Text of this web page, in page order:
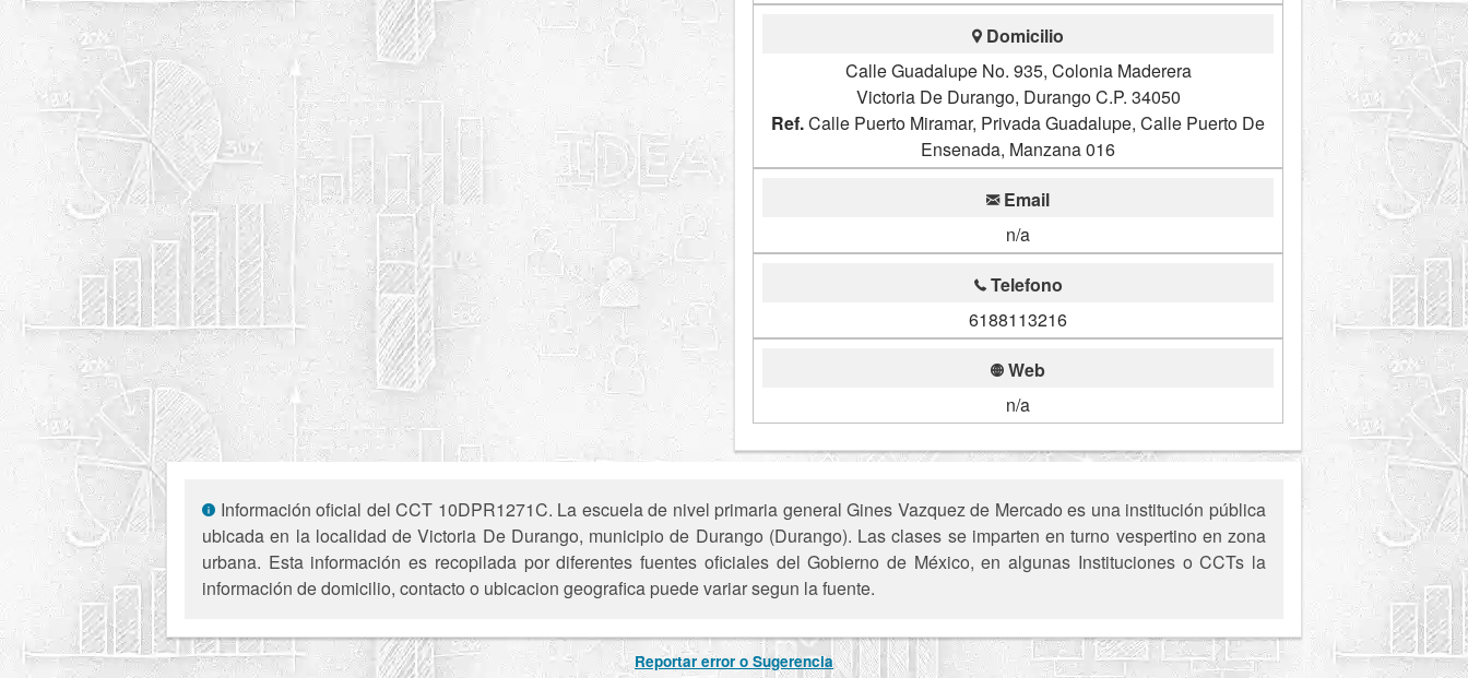
Domicilio
Calle Guadalupe No. 935, Colonia Maderera
Victoria De Durango, Durango C.P. 34050
Ref.Calle Puerto Miramar, Privada Guadalupe, Calle Puerto De
Ensenada, Manzana 016
Email
n/a
Telefono
6188113216
Web
n/a
Información oficial del CCT 10DPR1271C. La escuela de nivel primaria general Gines Vazquez de Mercado es una institución pública
ubicada en la localidad de Victoria De Durango, municipio de Durango (Durango). Las clases se imparten en turno vespertino en zona
urbana. Esta información es recopilada por diferentes fuentes oficiales del Gobierno de México, en algunas Instituciones o CCTs la
información de domicilio, contacto o ubicacion geografica puede variar segun la fuente.
Reportar error o Sugerencia